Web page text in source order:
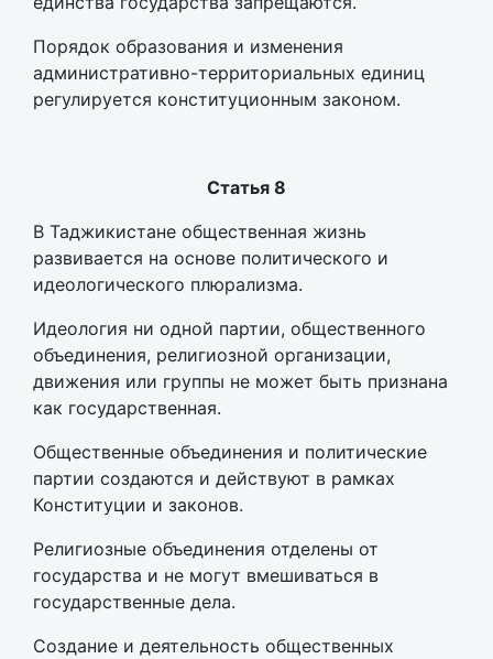
Порядок образования и изменения
административно-территориальных единиц
регулируется конституционным законом.
Статья 8
В Таджикистане общественная жизнь
развивается на основе политического и
идеологического плюрализма.
Идеология ни одной партии, общественного
объединения, религиозной организации,
движения или группы не может быть признана
как государственная.
Общественные объединения и политические
партии создаются и действуют в рамках
Конституции и законов.
Религиозные объединения отделены от
государства и не могут вмешиваться в
государственные дела.
Создание и деятельность общественных